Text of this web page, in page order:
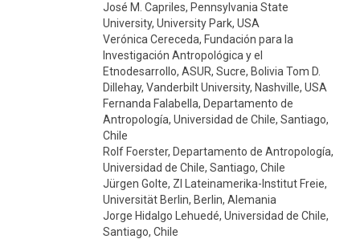
José M. Capriles, Pennsylvania State
University, University Park, USA
Verónica Cereceda, Fundación para la
Investigación Antropológica y el
Etnodesarrollo, ASUR, Sucre, Bolivia Tom D.
Dillehay, Vanderbilt University, Nashville, USA
Fernanda Falabella, Departamento de
Antropología, Universidad de Chile, Santiago,
Chile
Rolf Foerster, Departamento de Antropología,
Universidad de Chile, Santiago, Chile
Jürgen Golte, ZI Lateinamerika-Institut Freie,
Universität Berlin, Berlin, Alemania
Jorge Hidalgo Lehuedé, Universidad de Chile,
Santiago, Chile